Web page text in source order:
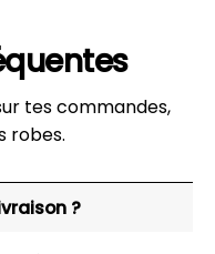
tes commandes,
robes.
?